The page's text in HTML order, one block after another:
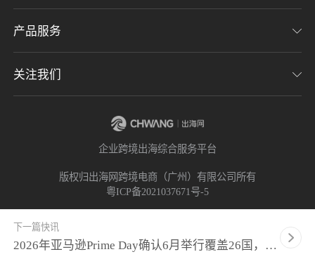
加入我们
隐私协议
联系我们
意见反馈
产品服务
CHWE全球跨境电商展
关注我们
企业跨境出海综合服务平台
版权归出海网跨境电商（广州）有限公司所有
粤ICP备2021037671号-5
下一篇快讯
2026年亚马逊Prime Day确认6月举行覆盖26国，